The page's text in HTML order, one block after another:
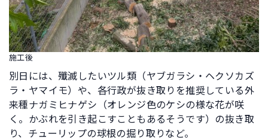
施工後
別日には、殲滅したいツル類（ヤブガラシ・ヘクソカズ
ラ・ヤマイモ）や、各行政が抜き取りを推奨している外
来種ナガミヒナゲシ（オレンジ色のケシの様な花が咲
く。かぶれを引き起こすこともあるそうです）の抜き取
り、チューリップの球根の掘り取りなど。